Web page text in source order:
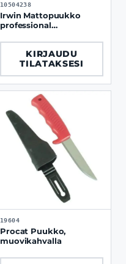
10504238
Irwin Mattopuukko
professional
KIRJAUDU
TILATAKSESI
19604
Procat Puukko,
muovikahvalla